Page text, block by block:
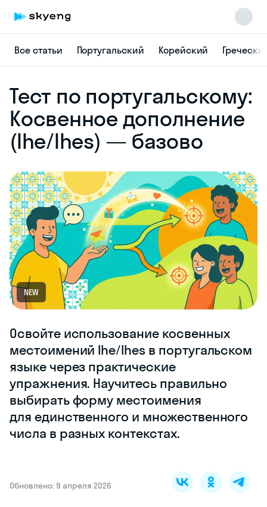
Все статьи Португальский Корейский
Тест по португальскому:
Косвенное дополнение
(lhe/lhes) — базово
NEW
Освойте использование косвенных
местоимений lhe/lhes в португальском
языке через практические
упражнения. Научитесь правильно
выбирать форму местоимения
для единственного и множественного
числа в разных контекстах.
Обновлено: 9 апреля 2026
online